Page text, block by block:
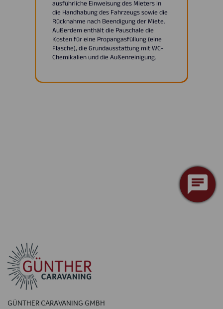
GÜNTHER CARAVANING GMBH